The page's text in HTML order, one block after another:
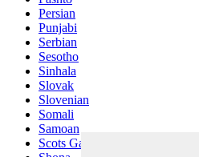
Persian
Punjabi
Serbian
Sesotho
Sinhala
Slovak
Slovenian
Somali
Samoan
Scots Gaelic